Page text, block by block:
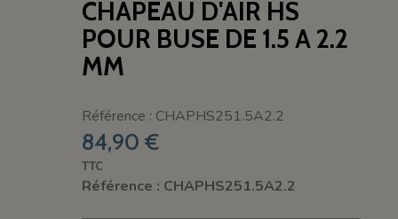
CHAPEAU D'AIR HS
POUR BUSE DE 1.5 A 2.2
MM
Référence : CHAPHS251.5A2.2
84,90 €
TTC
Référence : CHAPHS251.5A2.2